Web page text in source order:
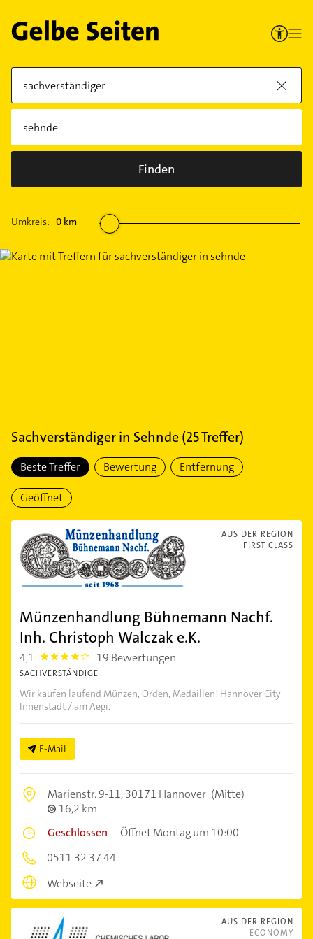
Finden
Umkreis: 0 km
Sachverständigerin Sehnde(25Treffer)
Beste Treffer Bewertung Entfernung
Geöffnet
AUS DER REGION
FIRST CLASS
Münzenhandlung Bühnemann Nachf.
Inh. Christoph Walczak e.K.
4,1 4.1 19 Bewertungen
SACHVERSTÄNDIGE
Wir kaufen laufend Münzen, Orden, Medaillen! Hannover City-
Innenstadt / am Aegi.
E-Mail
Marienstr. 9-11,30171 Hannover (Mitte)
16,2 km
Geschlossen –Öffnet Montag um 10:00
0511 32 37 44
Webseite
AUS DER REGION
ECONOMY